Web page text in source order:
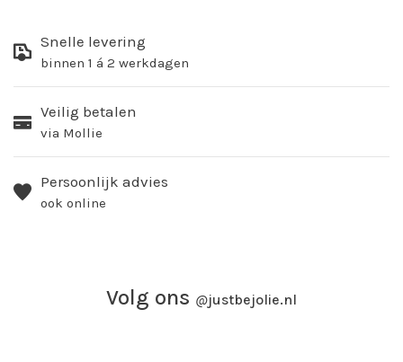
Snelle levering
binnen 1 á 2 werkdagen
Veilig betalen
via Mollie
Persoonlijk advies
ook online
Volg ons @justbejolie.nl